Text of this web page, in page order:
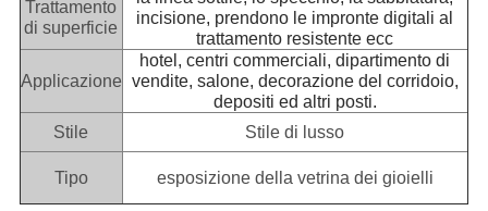
Trattamento
di superficie
incisione, prendono le impronte digitali al
trattamento resistente ecc
Applicazione
hotel, centri commerciali, dipartimento di
vendite, salone, decorazione del corridoio,
depositi ed altri posti.
Stile
Stile di lusso
Tipo esposizione della vetrina dei gioielli